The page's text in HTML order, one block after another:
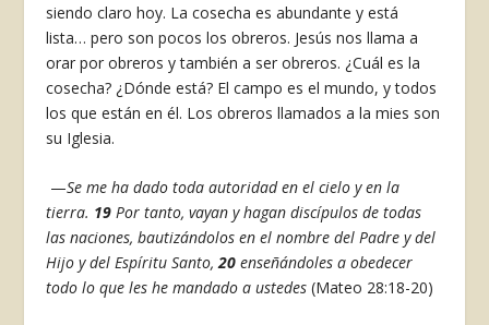
siendo claro hoy. La cosecha es abundante y está
lista… pero son pocos los obreros. Jesús nos llama a
orar por obreros y también a ser obreros. ¿Cuál es la
cosecha? ¿Dónde está? El campo es el mundo, y todos
los que están en él. Los obreros llamados a la mies son
su Iglesia.
—Se me ha dado toda autoridad en el cielo y en la
tierra. 19Por tanto, vayan y hagan discípulos de todas
las naciones, bautizándolos en el nombre del Padre y del
Hijo y del Espíritu Santo, 20enseñándoles a obedecer
todo lo que les he mandado a ustedes (Mateo 28:18-20)